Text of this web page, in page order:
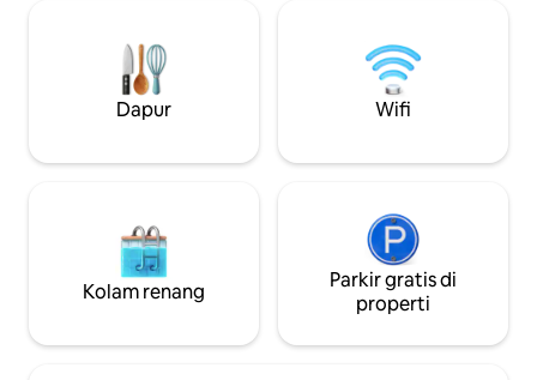
pegunungan dan lereng ski yang
fantastis. Satu jam dari Jotunheimen
dengan puncak pegunungan lebih dari
2000 meter. Lima belas menit
yang menawan. Toko, restoran, dan
sangat dekat, dan
pendakian yang
Restoran, bar,
diinginkan. Parkir dalam ruangan gratis.
Dapur Wifi
Kolam renang
Parkir gratis di
properti